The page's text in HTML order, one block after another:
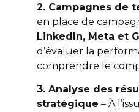
2. Campagnes de
en place de
LinkedIn, Meta et
d’évaluer la
comprendre le
3. Analyse des
stratégique – À